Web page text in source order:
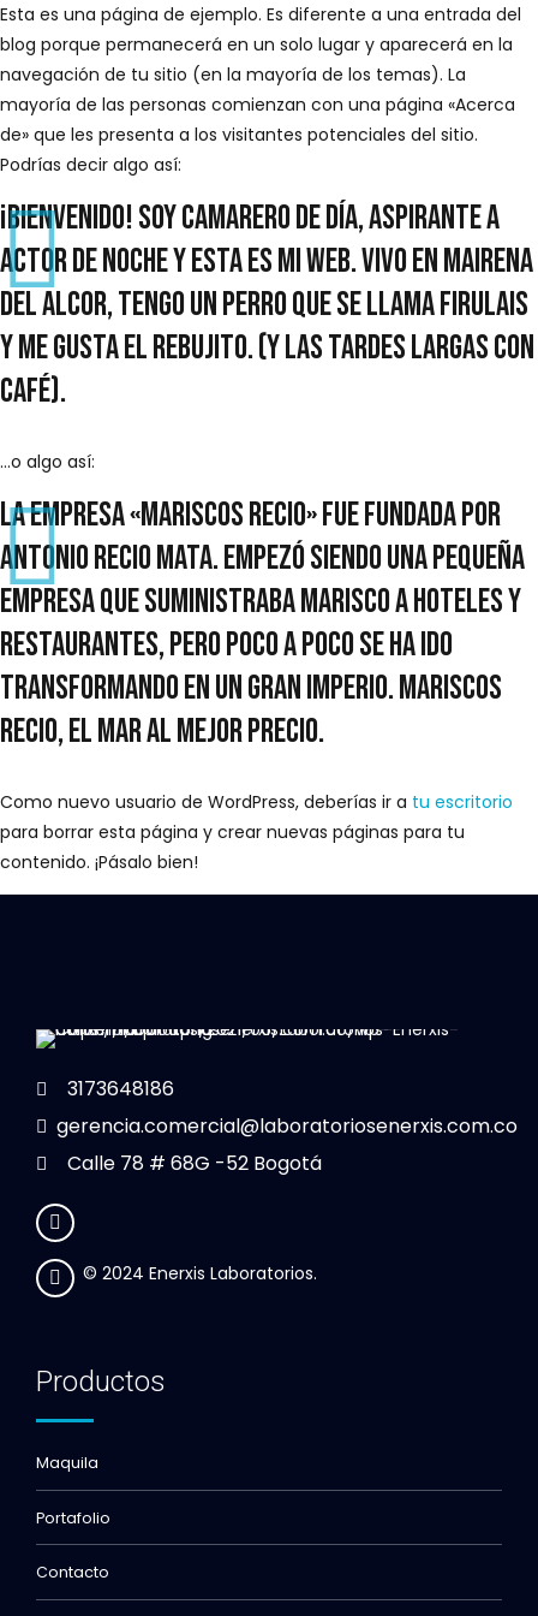
Esta es una página de ejemplo. Es diferente a una entrada del
blog porque permanecerá en un solo lugar y aparecerá en la
navegación de tu sitio (en la mayoría de los temas). La
mayoría de las personas comienzan con una página «Acerca
de» que les presenta a los visitantes potenciales del sitio.
Podrías decir algo así:
¡Bienvenido! Soy camarero de día, aspirante a
actor de noche y esta es mi web. Vivo en Mairena
del Alcor, tengo un perro que se llama Firulais
y me gusta el rebujito. (Y las tardes largas con
café).
…o algo así:
La empresa «Mariscos Recio» fue fundada por
Antonio Recio Mata. Empezó siendo una pequeña
empresa que suministraba marisco a hoteles y
restaurantes, pero poco a poco se ha ido
transformando en un gran imperio. Mariscos
Recio, el mar al mejor precio.
Como nuevo usuario de WordPress, deberías ir a tu escritorio
para borrar esta página y crear nuevas páginas para tu
contenido. ¡Pásalo bien!
3173648186
gerencia.comercial@laboratoriosenerxis.com.co
Calle 78 # 68G -52 Bogotá
© 2024 Enerxis Laboratorios.
Productos
Maquila
Portafolio
Contacto